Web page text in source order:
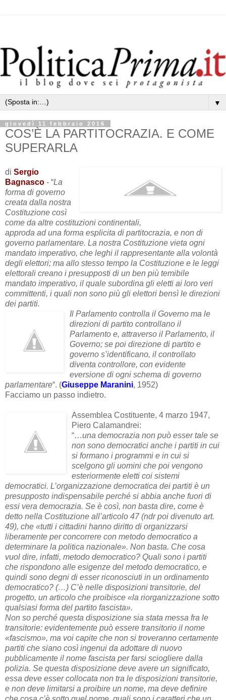
▼
giovedì 11 febbraio 2016
COS’È LA PARTITOCRAZIA. E COME
SUPERARLA
di Sergio
Bagnasco - “La
forma di governo
creata dalla nostra
Costituzione così
come da altre costituzioni continentali,
approda ad una forma esplicita di partitocrazia, e non di
governo parlamentare. La nostra Costituzione vieta ogni
mandato imperativo, che leghi il rappresentante alla volontà
degli elettori; ma allo stesso tempo la Costituzione e le leggi
elettorali creano i presupposti di un ben più temibile
mandato imperativo, il quale subordina gli eletti ai loro veri
committenti, i quali non sono più gli elettori bensì le direzioni
dei partiti.
Il Parlamento controlla il Governo ma le
direzioni di partito controllano il
Parlamento e, attraverso il Parlamento, il
Governo; se poi direzione di partito e
governo s’identificano, il controllato
diventa controllore, con evidente
eversione di ogni schema di governo
parlamentare“. (Giuseppe Maranini, 1952)
Facciamo un passo indietro.
Assemblea Costituente, 4 marzo 1947,
Piero Calamandrei:
“…una democrazia non può esser tale se
non sono democratici anche i partiti in cui
si formano i programmi e in cui si
scelgono gli uomini che poi vengono
esteriormente eletti coi sistemi
democratici. L’organizzazione democratica dei partiti è un
presupposto indispensabile perché si abbia anche fuori di
essi vera democrazia. Se è così, non basta dire, come è
detto nella Costituzione all’articolo 47 (ndr poi divenuto art.
49), che «tutti i cittadini hanno diritto di organizzarsi
liberamente per concorrere con metodo democratico a
determinare la politica nazionale». Non basta. Che cosa
vuol dire, infatti, metodo democratico? Quali sono i partiti
che rispondono alle esigenze del metodo democratico, e
quindi sono degni di esser riconosciuti in un ordinamento
democratico? (…) C’è nelle disposizioni transitorie, del
progetto, un articolo che proibisce «la riorganizzazione sotto
qualsiasi forma del partito fascista».
Non so perché questa disposizione sia stata messa fra le
transitorie: evidentemente può essere transitorio il nome
«fascismo», ma voi capite che non si troveranno certamente
partiti che siano così ingenui da adottare di nuovo
pubblicamente il nome fascista per farsi sciogliere dalla
polizia. Se questa disposizione deve avere un significato,
essa deve esser collocata non tra le disposizioni transitorie,
e non deve limitarsi a proibire un nome, ma deve definire